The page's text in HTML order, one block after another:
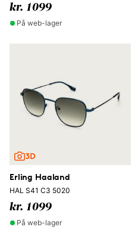
kr. 1099
På web-lager
Erling Haaland
HAL S41 C3 5020
kr. 1099
På web-lager